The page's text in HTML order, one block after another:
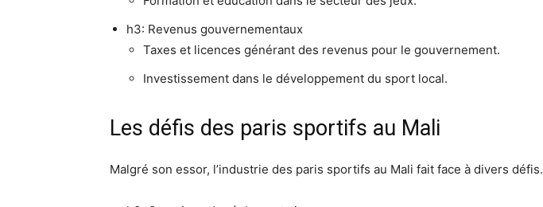
h3: Revenus gouvernementaux
Taxes et licences générant des revenus pour le gouvernement.
Investissement dans le développement du sport local.
Les défis des paris sportifs au Mali
Malgré son essor, l’industrie des paris sportifs au Mali fait face à divers défis.